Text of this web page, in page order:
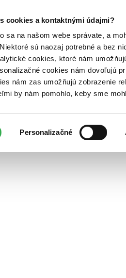
cookies a kontaktnými údajmi?
sa na našom webe správate, a
sú naozaj potrebné a bez
cookies, ktoré nám
cookies nám dovoľujú
nám zas umožňujú zobrazenie
by nám pomohlo, keby sme
Personalizačné